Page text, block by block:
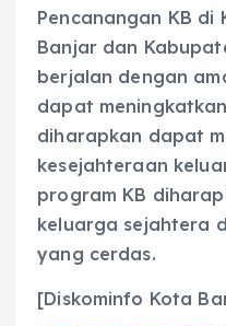
Pencanangan KB di
Banjar dan
berjalan dengan
dapat
diharapkan dapat
kesejahteraan
program KB
keluarga sejahtera
yang cerdas.
[Diskominfo Kota